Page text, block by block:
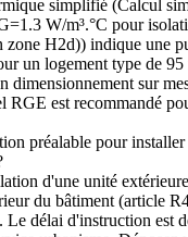
simplifié (Calcul
W/m³.°C pour
zone H2d)) indique une
un logement type de 95
dimensionnement sur
RGE est recommandé
préalable pour
d'une unité
du bâtiment (article
Le délai d'instruction est